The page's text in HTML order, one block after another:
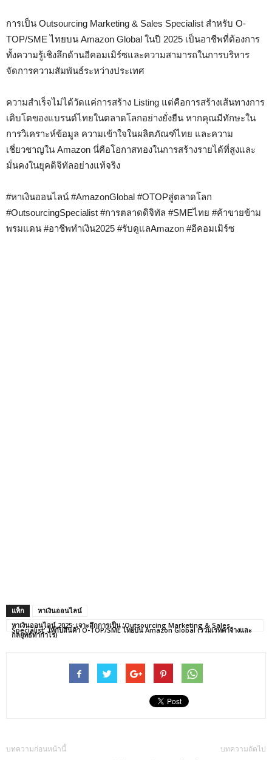
การเป็น Outsourcing Marketing & Sales Specialist สำหรับ O-
TOP/SME ไทยบน Amazon Global ในปี 2025 เป็นอาชีพที่ต้องการ
ทั้งความรู้เชิงลึกด้านอีคอมเมิร์ซและความสามารถในการบริหาร
จัดการความสัมพันธ์ระหว่างประเทศ
ความสำเร็จไม่ได้วัดแค่การสร้าง Listing แต่คือการสร้างเส้นทางการ
เติบโตของแบรนด์ไทยในตลาดโลกอย่างยั่งยืน หากคุณมีทักษะใน
การวิเคราะห์ข้อมูล ความเข้าใจในผลิตภัณฑ์ไทย และความ
เชี่ยวชาญใน Amazon นี่คือโอกาสทองในการสร้างรายได้ที่สูงและ
มั่นคงในยุคดิจิทัลอย่างแท้จริง
#หาเงินออนไลน์ #AmazonGlobal #OTOPสู่ตลาดโลก
#OutsourcingSpecialist #การตลาดดิจิทัล #SMEไทย #ค้าขายข้าม
พรมแดน #อาชีพทำเงิน2025 #รับดูแลAmazon #อีคอมเมิร์ซ
แท็ก
หาเงินออนไลน์
หาเงินออนไลน์ 2025: เจาะลึกการเป็น 'Outsourcing Marketing & Sales
Specialist' ให้กับสินค้า O-TOP/SME ไทยบน Amazon Global (รวมเรทค่าจ้างและ
กลยุทธ์ทำกำไร)
บทความก่อนหน้านี้ บทความถัดไป